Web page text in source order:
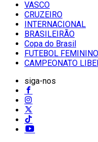
VASCO
CRUZEIRO
INTERNACIONAL
BRASILEIRÃO
Copa do Brasil
FUTEBOL FEMININO
CAMPEONATO
siga-nos